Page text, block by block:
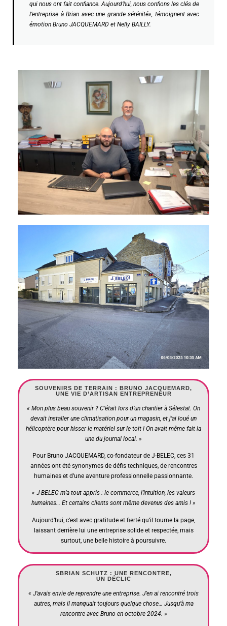
qui nous ont fait confiance. Aujourd’hui, nous confions les clés de
l’entreprise à Brian avec une grande sérénité», témoignent avec
émotion Bruno JACQUEMARD et Nelly BAILLY.
SOUVENIRS DE TERRAIN : BRUNO JACQUEMARD,
UNE VIE D’ARTISAN ENTREPRENEUR
« Mon plus beau souvenir ? C’était lors d’un chantier à Sélestat. On
devait installer une climatisation pour un magasin, et j’ai loué un
hélicoptère pour hisser le matériel sur le toit ! On avait même fait la
une du journal local. »
Pour Bruno JACQUEMARD, co-fondateur de J-BELEC, ces 31
années ont été synonymes de défis techniques, de rencontres
humaines et d’une aventure professionnelle passionnante.
« J-BELEC m’a tout appris : le commerce, l’intuition, les valeurs
humaines… Et certains clients sont même devenus des amis ! »
Aujourd’hui, c’est avec gratitude et fierté qu’il tourne la page,
laissant derrière lui une entreprise solide et respectée, mais
surtout, une belle histoire à poursuivre.
SBRIAN SCHUTZ : UNE RENCONTRE,
UN DÉCLIC
« J’avais envie de reprendre une entreprise. J’en ai rencontré trois
autres, mais il manquait toujours quelque chose… Jusqu’à ma
rencontre avec Bruno en octobre 2024. »